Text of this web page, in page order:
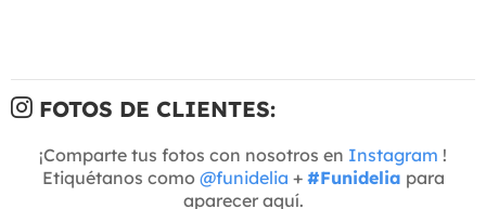
FOTOS DE CLIENTES:
¡Comparte tus fotos con nosotros en Instagram !
Etiquétanos como @funidelia + #Funidelia para
aparecer aquí.